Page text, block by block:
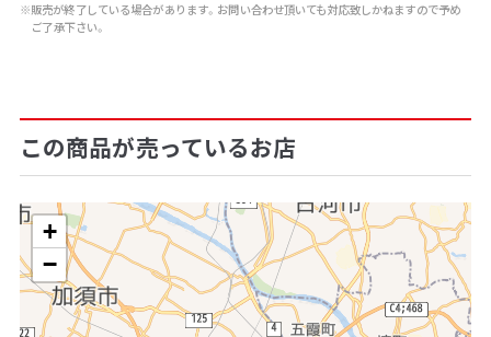
※販売が終了している場合があります。お問い合わせ頂いても対応致しかねますので予め
ご了承下さい。
この商品が売っているお店
+
−